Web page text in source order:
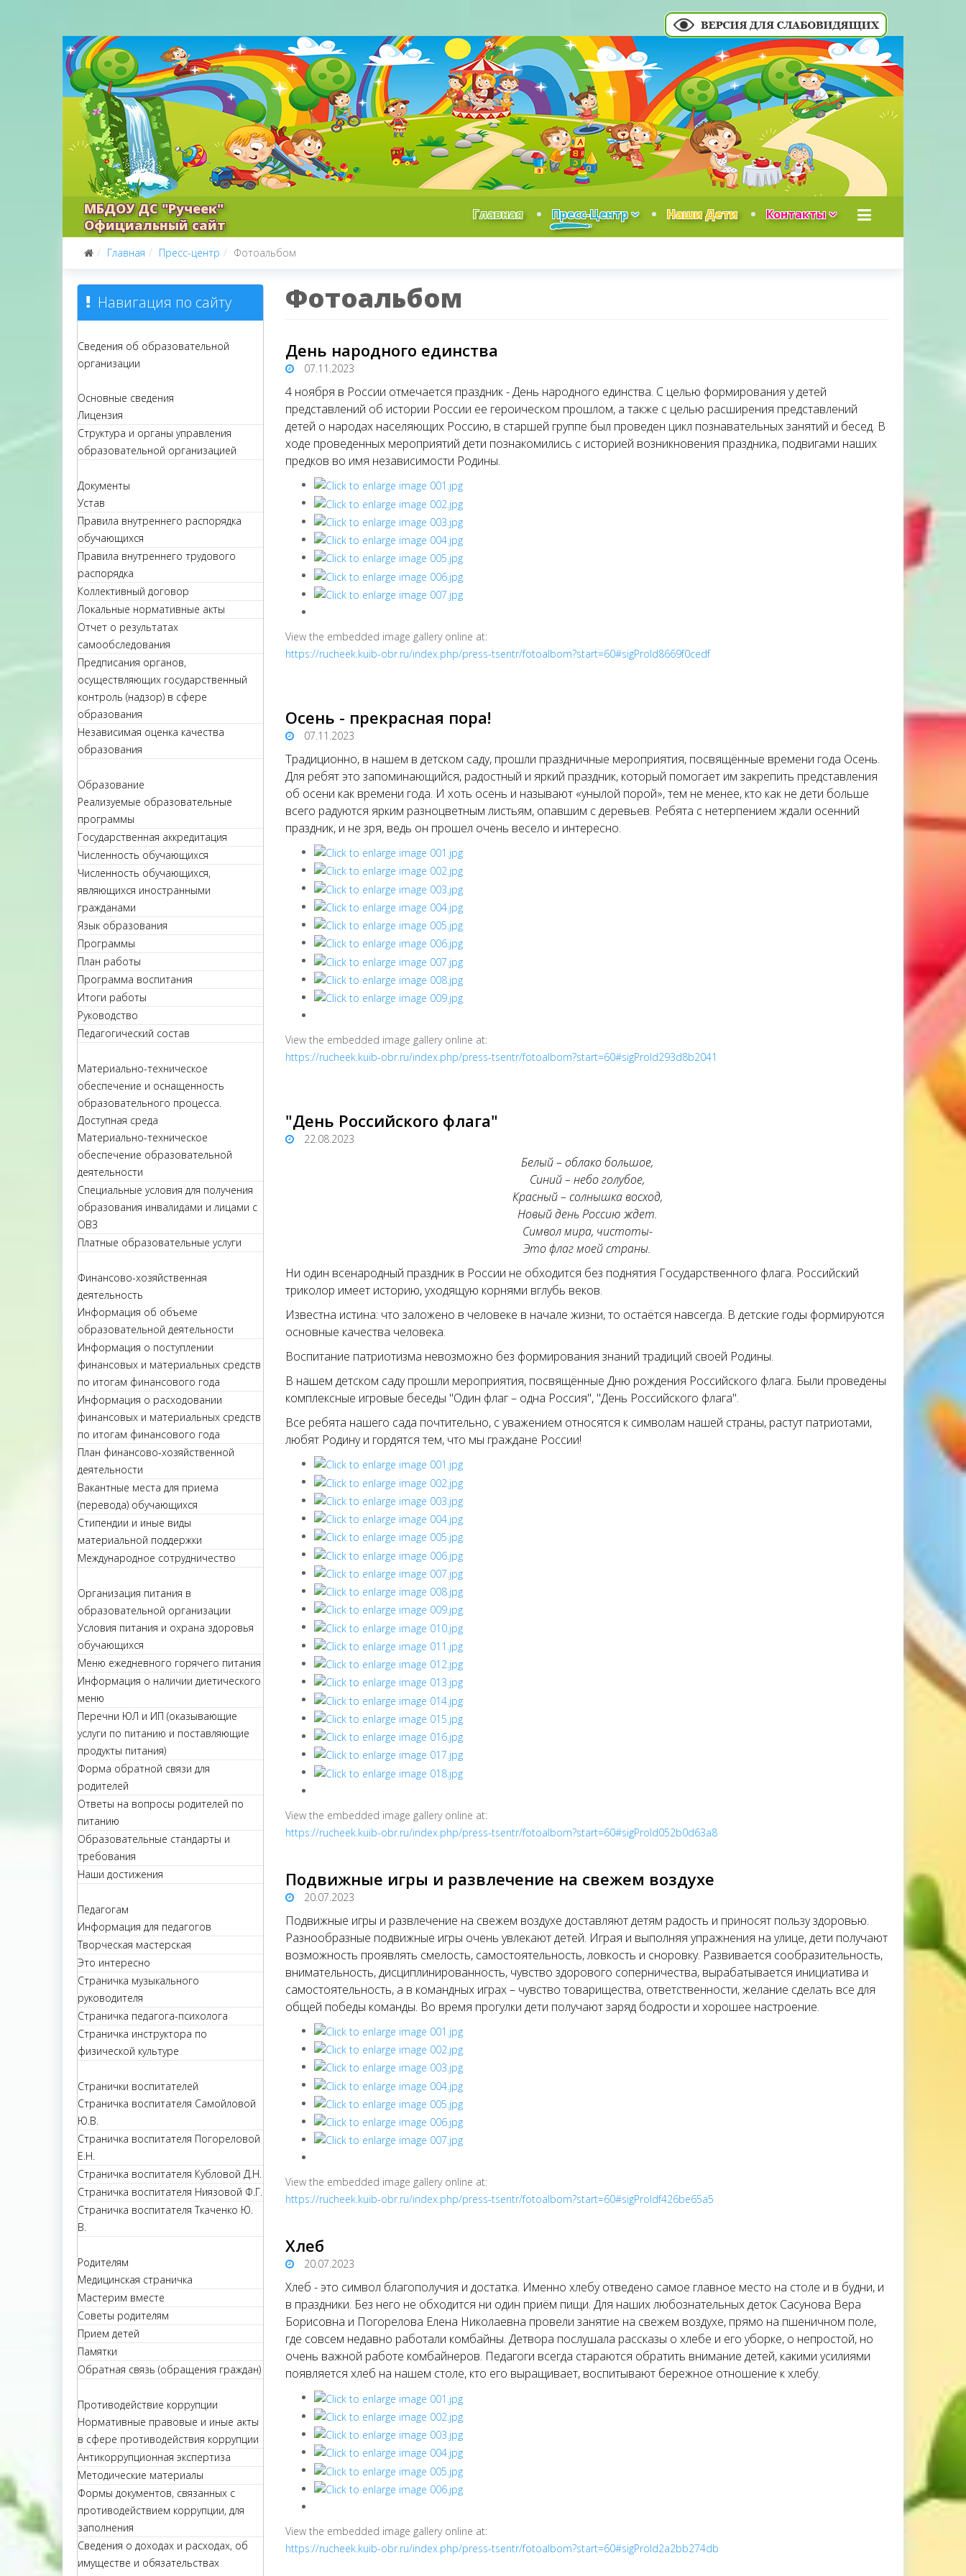
МБДОУ ДС "Ручеек"
Официальный сайт
Главная Пресс-Центр Наши Дети Контакты
Главная Пресс-центр Фотоальбом
Навигация по сайту
Сведения об образовательной
организации
Основные сведения
Лицензия
Структура и органы управления
образовательной организацией
Документы
Устав
Правила внутреннего распорядка
обучающихся
Правила внутреннего трудового
распорядка
Коллективный договор
Локальные нормативные акты
Отчет о результатах
самообследования
Предписания органов,
осуществляющих государственный
контроль (надзор) в сфере
образования
Независимая оценка качества
образования
Образование
Реализуемые образовательные
программы
Государственная аккредитация
Численность обучающихся
Численность обучающихся,
являющихся иностранными
гражданами
Язык образования
Программы
План работы
Программа воспитания
Итоги работы
Руководство
Педагогический состав
Материально-техническое
обеспечение и оснащенность
образовательного процесса.
Доступная среда
Материально-техническое
обеспечение образовательной
деятельности
Специальные условия для получения
образования инвалидами и лицами с
ОВЗ
Платные образовательные услуги
Финансово-хозяйственная
деятельность
Информация об объеме
образовательной деятельности
Информация о поступлении
финансовых и материальных средств
по итогам финансового года
Информация о расходовании
финансовых и материальных средств
по итогам финансового года
План финансово-хозяйственной
деятельности
Вакантные места для приема
(перевода) обучающихся
Стипендии и иные виды
материальной поддержки
Международное сотрудничество
Организация питания в
образовательной организации
Условия питания и охрана здоровья
обучающихся
Меню ежедневного горячего питания
Информация о наличии диетического
меню
Перечни ЮЛ и ИП (оказывающие
услуги по питанию и поставляющие
продукты питания)
Форма обратной связи для
родителей
Ответы на вопросы родителей по
питанию
Образовательные стандарты и
требования
Наши достижения
Педагогам
Информация для педагогов
Творческая мастерская
Это интересно
Страничка музыкального
руководителя
Страничка педагога-психолога
Страничка инструктора по
физической культуре
Странички воспитателей
Страничка воспитателя Самойловой
Ю.В.
Страничка воспитателя Погореловой
Е.Н.
Страничка воспитателя Кубловой Д.Н.
Страничка воспитателя Ниязовой Ф.Г.
Страничка воспитателя Ткаченко Ю.
В.
Родителям
Медицинская страничка
Мастерим вместе
Советы родителям
Прием детей
Памятки
Обратная связь (обращения граждан)
Противодействие коррупции
Нормативные правовые и иные акты
в сфере противодействия коррупции
Антикоррупционная экспертиза
Методические материалы
Формы документов, связанных с
противодействием коррупции, для
заполнения
Сведения о доходах и расходах, об
имуществе и обязательствах
Фотоальбом
День народного единства
07.11.2023
4 ноября в России отмечается праздник - День народного единства. С целью формирования у детей
представлений об истории России ее героическом прошлом, а также с целью расширения представлений
детей о народах населяющих Россию, в старшей группе был проведен цикл познавательных занятий и бесед. В
ходе проведенных мероприятий дети познакомились с историей возникновения праздника, подвигами наших
предков во имя независимости Родины.
View the embedded image gallery online at:
https://rucheek.kuib-obr.ru/index.php/press-tsentr/fotoalbom?start=60#sigProId8669f0cedf
Осень - прекрасная пора!
07.11.2023
Традиционно, в нашем в детском саду, прошли праздничные мероприятия, посвящённые времени года Осень.
Для ребят это запоминающийся, радостный и яркий праздник, который помогает им закрепить представления
об осени как времени года. И хоть осень и называют «унылой порой», тем не менее, кто как не дети больше
всего радуются ярким разноцветным листьям, опавшим с деревьев. Ребята с нетерпением ждали осенний
праздник, и не зря, ведь он прошел очень весело и интересно.
View the embedded image gallery online at:
https://rucheek.kuib-obr.ru/index.php/press-tsentr/fotoalbom?start=60#sigProId293d8b2041
"День Российского флага"
22.08.2023
Белый – облако большое,
Синий – небо голубое,
Красный – солнышка восход,
Новый день Россию ждет.
Символ мира, чистоты-
Это флаг моей страны.
Ни один всенародный праздник в России не обходится без поднятия Государственного флага. Российский
триколор имеет историю, уходящую корнями вглубь веков.
Известна истина: что заложено в человеке в начале жизни, то остаётся навсегда. В детские годы формируются
основные качества человека.
Воспитание патриотизма невозможно без формирования знаний традиций своей Родины.
В нашем детском саду прошли мероприятия, посвящённые Дню рождения Российского флага. Были проведены
комплексные игровые беседы "Один флаг – одна Россия", "День Российского флага".
Все ребята нашего сада почтительно, с уважением относятся к символам нашей страны, растут патриотами,
любят Родину и гордятся тем, что мы граждане России!
View the embedded image gallery online at:
https://rucheek.kuib-obr.ru/index.php/press-tsentr/fotoalbom?start=60#sigProId052b0d63a8
Подвижные игры и развлечение на свежем воздухе
20.07.2023
Подвижные игры и развлечение на свежем воздухе доставляют детям радость и приносят пользу здоровью.
Разнообразные подвижные игры очень увлекают детей. Играя и выполняя упражнения на улице, дети получают
возможность проявлять смелость, самостоятельность, ловкость и сноровку. Развивается сообразительность,
внимательность, дисциплинированность, чувство здорового соперничества, вырабатывается инициатива и
самостоятельность, а в командных играх – чувство товарищества, ответственности, желание сделать все для
общей победы команды. Во время прогулки дети получают заряд бодрости и хорошее настроение.
View the embedded image gallery online at:
https://rucheek.kuib-obr.ru/index.php/press-tsentr/fotoalbom?start=60#sigProIdf426be65a5
Хлеб
20.07.2023
Хлеб - это символ благополучия и достатка. Именно хлебу отведено самое главное место на столе и в будни, и
в праздники. Без него не обходится ни один приём пищи. Для наших любознательных деток Сасунова Вера
Борисовна и Погорелова Елена Николаевна провели занятие на свежем воздухе, прямо на пшеничном поле,
где совсем недавно работали комбайны. Детвора послушала рассказы о хлебе и его уборке, о непростой, но
очень важной работе комбайнеров. Педагоги всегда стараются обратить внимание детей, какими усилиями
появляется хлеб на нашем столе, кто его выращивает, воспитывают бережное отношение к хлебу.
View the embedded image gallery online at:
https://rucheek.kuib-obr.ru/index.php/press-tsentr/fotoalbom?start=60#sigProId2a2bb274db